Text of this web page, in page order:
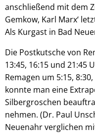
anschließend mit dem
Gemkow, Karl Marx‘
Als Kurgast in Bad
Die Postkutsche von
13:45, 16:15 und 21:45
Remagen um 5:15,
konnte man eine
Silbergroschen
nehmen. (Dr. Paul
Neuenahr verglichen